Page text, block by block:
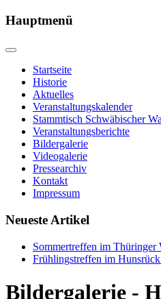
Hauptmenü
Startseite
Historie
Aktuelles
Veranstaltungskalender
Stammtisch Schwäbischer
Veranstaltungsberichte
Bildergalerie
Videogalerie
Pressearchiv
Kontakt
Impressum
Neueste Artikel
Sommertreffen im Thüringer
Frühlingstreffen im
Bildergalerie -